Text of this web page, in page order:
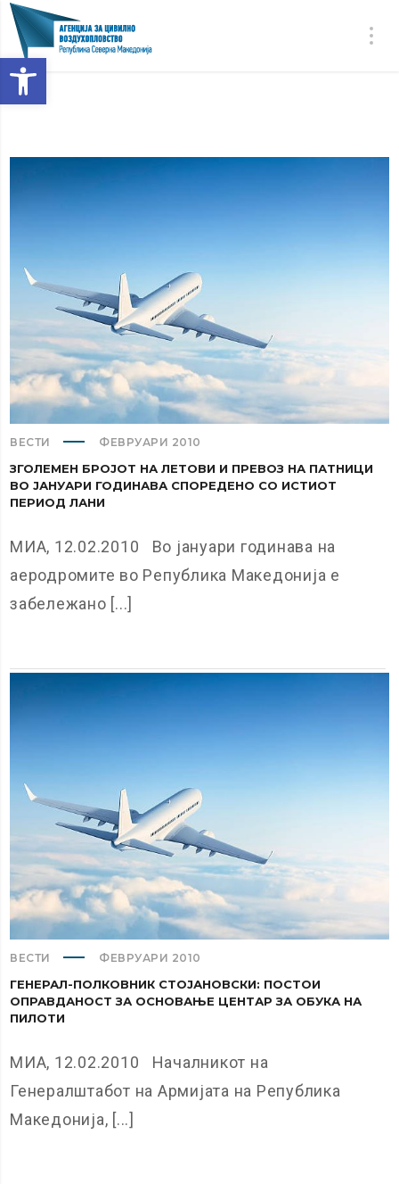
Open toolbar
ВЕСТИ ФЕВРУАРИ 2010
ЗГОЛЕМЕН БРОЈОТ НА ЛЕТОВИ И ПРЕВОЗ НА ПАТНИЦИ
ВО ЈАНУАРИ ГОДИНАВА СПОРЕДЕНО СО ИСТИОТ
ПЕРИОД ЛАНИ
МИА, 12.02.2010 Во јануари годинава на
аеродромите во Република Македонија е
забележано [...]
ВЕСТИ ФЕВРУАРИ 2010
ГЕНЕРАЛ-ПОЛКОВНИК СТОЈАНОВСКИ: ПОСТОИ
ОПРАВДАНОСТ ЗА ОСНОВАЊЕ ЦЕНТАР ЗА ОБУКА НА
ПИЛОТИ
МИА, 12.02.2010 Началникот на
Генералштабот на Армијата на Република
Македонија, [...]